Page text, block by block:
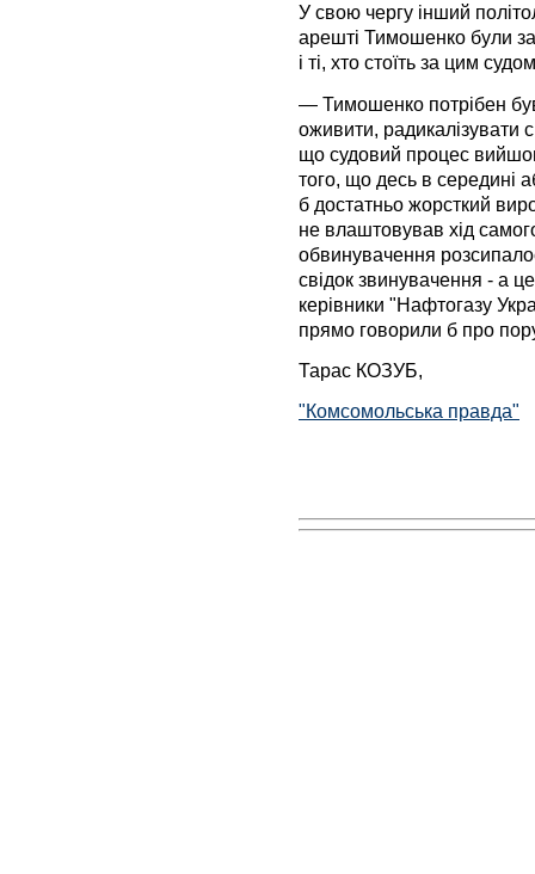
У свою чергу інший
арешті Тимошенко були
і ті, хто стоїть за цим
— Тимошенко потрібен
оживити, радикалізувати
що судовий процес
того, що десь в середині
б достатньо жорсткий
не влаштовував хід
обвинувачення
свідок звинувачення - а
керівники "Нафтогазу
прямо говорили б про
Тарас КОЗУБ,
"Комсомольська правда"